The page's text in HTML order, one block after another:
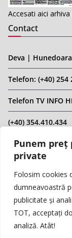
Punem preț
private
Folosim cookies
dumneavoastră
publicitate și
TOT, acceptați
analiză. Atât!
Accesati aici arhiva
Contact
Deva |
Telefon: (+40) 254
Telefon TV INFO
(+40) 354.410.434
Email:
Website: